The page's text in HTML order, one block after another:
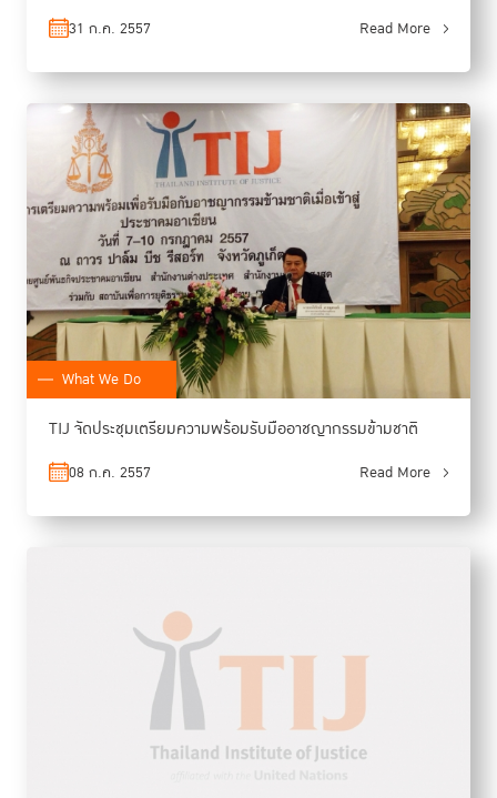
31 ก.ค. 2557 Read More
What We Do
TIJ จัดประชุมเตรียมความพร้อมรับมืออาชญากรรมข้ามชาติ
08 ก.ค. 2557 Read More